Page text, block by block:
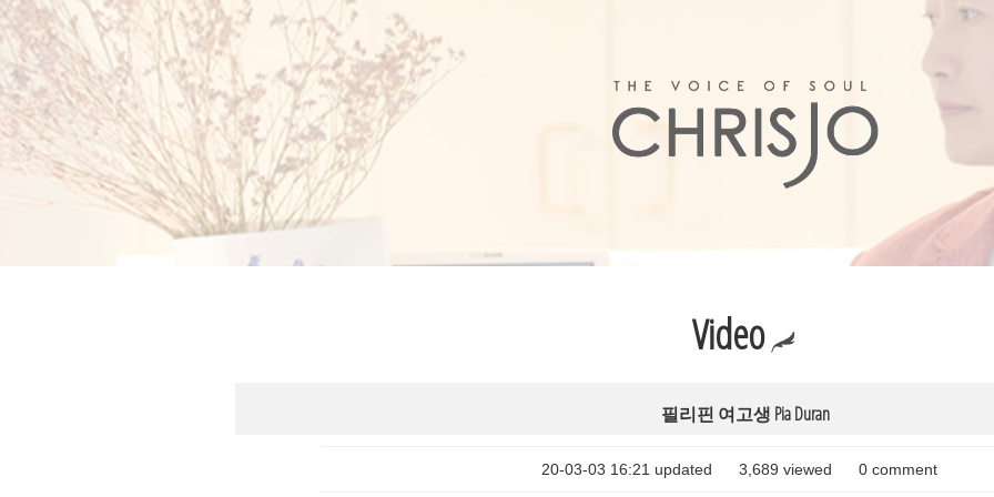
Video
필리핀 여고생 Pia Duran
20-03-03 16:21 updated 3,689 viewed 0 comment